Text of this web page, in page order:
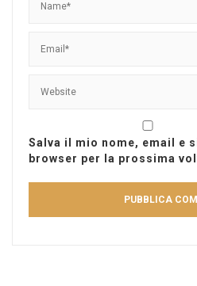
Salva il mio nome, email e
browser per la prossima